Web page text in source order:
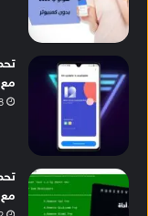
18